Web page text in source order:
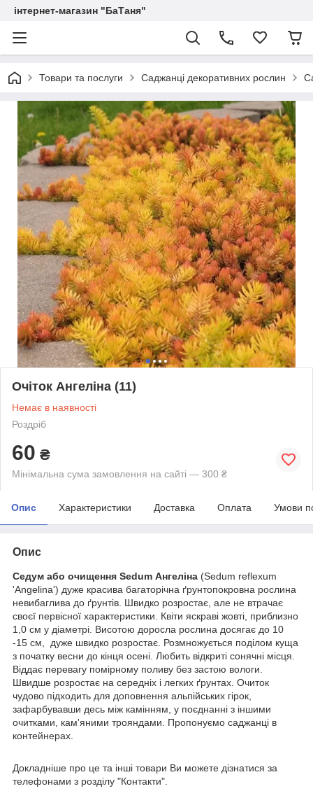
інтернет-магазин "БаТаня"
Товари та послуги Саджанці декоративних рослин
Очіток Ангеліна (11)
Немає в наявності
Роздріб
60 ₴
Мінімальна сума замовлення на сайті — 300 ₴
Опис Характеристики Доставка Оплата Умови
Опис
Седум або очищення Sedum Ангеліна (Sedum reflexum
'Angelina') дуже красива багаторічна ґрунтопокровна рослина
невибаглива до ґрунтів. Швидко розростає, але не втрачає
своєї первісної характеристики. Квіти яскраві жовті, приблизно
1,0 см у діаметрі. Висотою доросла рослина досягає до 10
-15 см, дуже швидко розростає. Розмножується поділом куща
з початку весни до кінця осені. Любить відкриті сонячні місця.
Віддає перевагу помірному поливу без застою вологи.
Швидше розростає на середніх і легких ґрунтах. Очиток
чудово підходить для доповнення альпійських гірок,
зафарбувавши десь між камінням, у поєднанні з іншими
очитками, кам'яними трояндами. Пропонуємо саджанці в
контейнерах.
Докладніше про це та інші товари Ви можете дізнатися за
телефонами з розділу "Контакти".